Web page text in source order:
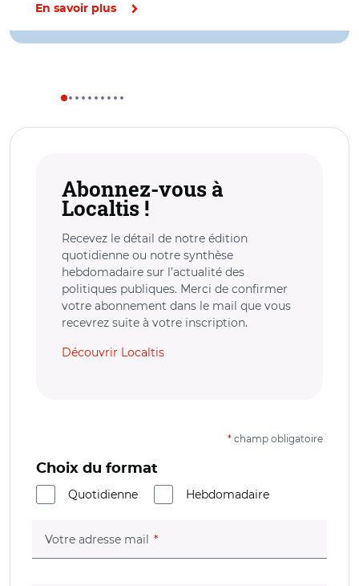
En savoir plus
Abonnez-vous à
Localtis !
Recevez le détail de notre édition
quotidienne ou notre synthèse
hebdomadaire sur l’actualité des
politiques publiques. Merci de confirmer
votre abonnement dans le mail que vous
recevrez suite à votre inscription.
Découvrir Localtis
* champ obligatoire
Choix du format
Quotidienne
Hebdomadaire
Votre adresse mail (champ obligatoire)